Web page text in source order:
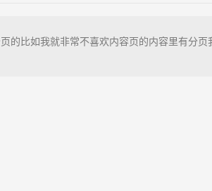
比如我就非常不喜欢内容页的内容里有分